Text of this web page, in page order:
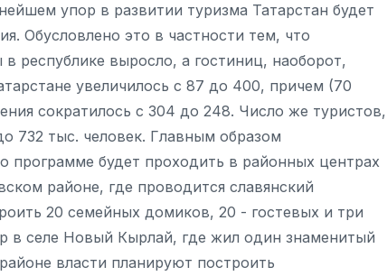
упор в развитии туризма Татарстан будет
Обусловлено это в частности тем, что
республике выросло, а гостиниц, наоборот,
увеличилось с 87 до 400, причем (70
сократилось с 304 до 248. Число же туристов,
732 тыс. человек. Главным образом
программе будет проходить в районных центрах
районе, где проводится славянский
20 семейных домиков, 20 - гостевых и три
в селе Новый Кырлай, где жил один знаменитый
власти планируют построить